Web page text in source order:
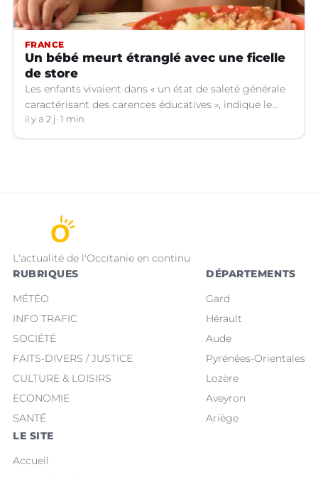
FRANCE
Un bébé meurt étranglé avec une ficelle
de store
Les enfants vivaient dans « un état de saleté générale
caractérisant des carences éducatives », indique le
parquet.
il y a 2 j 1 min
L'actualité de l'Occitanie en continu
RUBRIQUES
MÉTÉO
INFO TRAFIC
SOCIÉTÉ
FAITS-DIVERS / JUSTICE
CULTURE & LOISIRS
ECONOMIE
SANTÉ
DÉPARTEMENTS
Gard
Hérault
Aude
Pyrénées-Orientales
Lozère
Aveyron
Ariège
LE SITE
Accueil